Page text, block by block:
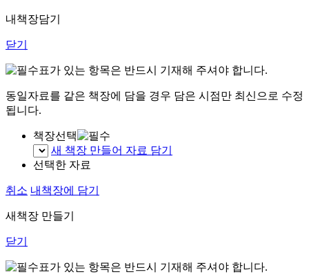
내책장담기
닫기
표가 있는 항목은 반드시 기재해 주셔야 합니다.
동일자료를 같은 책장에 담을 경우 담은 시점만 최신으로 수정
됩니다.
책장선택
새 책장 만들어 자료 담기
선택한 자료
취소 내책장에 담기
새책장 만들기
닫기
표가 있는 항목은 반드시 기재해 주셔야 합니다.